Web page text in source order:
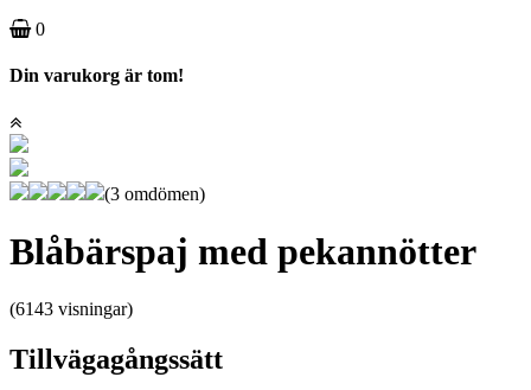
0
Din varukorg är tom!
(3 omdömen)
Blåbärspaj med pekannötter
(6143 visningar)
Tillvägagångssätt